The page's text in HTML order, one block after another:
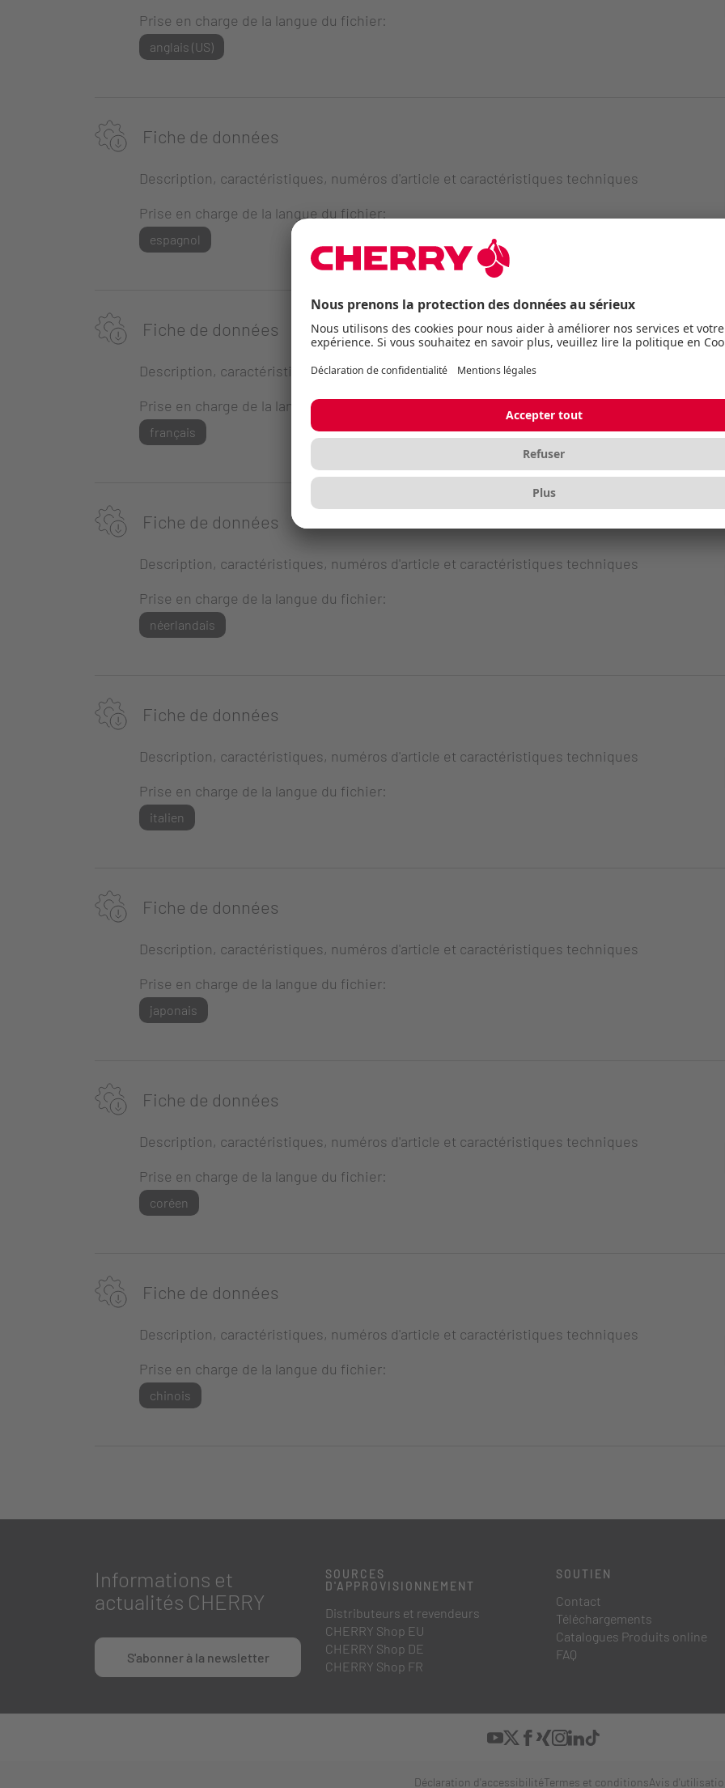
Prise en charge de la langue du fichier:
anglais (US)
Fiche de données
Description, caractéristiques, numéros d'article et caractéristiques techniques
Prise en charge de la langue du fichier:
espagnol
Fiche de données
Description, caractéristiques, numéros d'article et caractéristiques techniques
Prise en charge de la langue du fichier:
français
Fiche de données
Description, caractéristiques, numéros d'article et caractéristiques techniques
Prise en charge de la langue du fichier:
néerlandais
Fiche de données
Description, caractéristiques, numéros d'article et caractéristiques techniques
Prise en charge de la langue du fichier:
italien
Fiche de données
Description, caractéristiques, numéros d'article et caractéristiques techniques
Prise en charge de la langue du fichier:
japonais
Fiche de données
Description, caractéristiques, numéros d'article et caractéristiques techniques
Prise en charge de la langue du fichier:
coréen
Fiche de données
Description, caractéristiques, numéros d'article et caractéristiques techniques
Prise en charge de la langue du fichier:
chinois
Informations et
actualités CHERRY
S'abonner à la newsletter
SOURCES
D'APPROVISIONNEMENT
Distributeurs et revendeurs
CHERRY Shop EU
CHERRY Shop DE
CHERRY Shop FR
SOUTIEN
Contact
Téléchargements
Catalogues Produits online
FAQ
Déclaration d'accessibilitéTermes et conditionsAvis